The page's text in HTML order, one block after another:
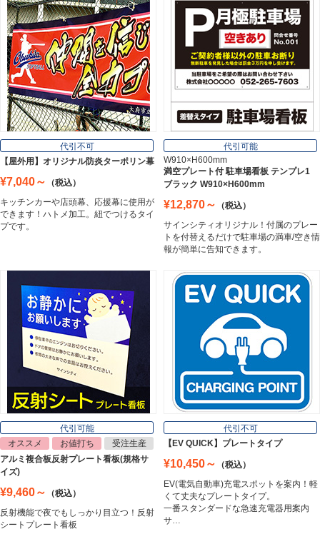
Styrene Board
板材
Board
フレーム／看板枠
Frame
Magnet Sheet
インクジェットメディア
Inkjet Media
看板照明
Lighting Equipment
トラスコ中山
Trusco Nakayama
代引不可
【屋外用】オリジナル防炎ターポリン幕
¥7,040～
（税込）
キッチンカーや店頭幕、応援幕に使用が
できます！ハトメ加工。紐でつけるタイ
プです。
代引可能
W910×H600mm
満空プレート付 駐車場看板 テンプレ1
ブラック W910×H600mm
¥12,870～
（税込）
サインシティオリジナル！付属のプレー
トを付替えるだけで駐車場の満車/空き情
報が簡単に告知できます。
代引可能
オススメ
お値打ち
受注生産
アルミ複合板反射プレート看板(規格サ
イズ)
¥9,460～
（税込）
反射機能で夜でもしっかり目立つ！反射
シートプレート看板
代引不可
【EV QUICK】プレートタイプ
¥10,450～
（税込）
EV(電気自動車)充電スポットを案内！軽
くて丈夫なプレートタイプ。
一番スタンダードな急速充電器用案内
サ…